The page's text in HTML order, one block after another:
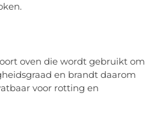
oven die wordt gebruikt om
en brandt daarom
voor rotting en